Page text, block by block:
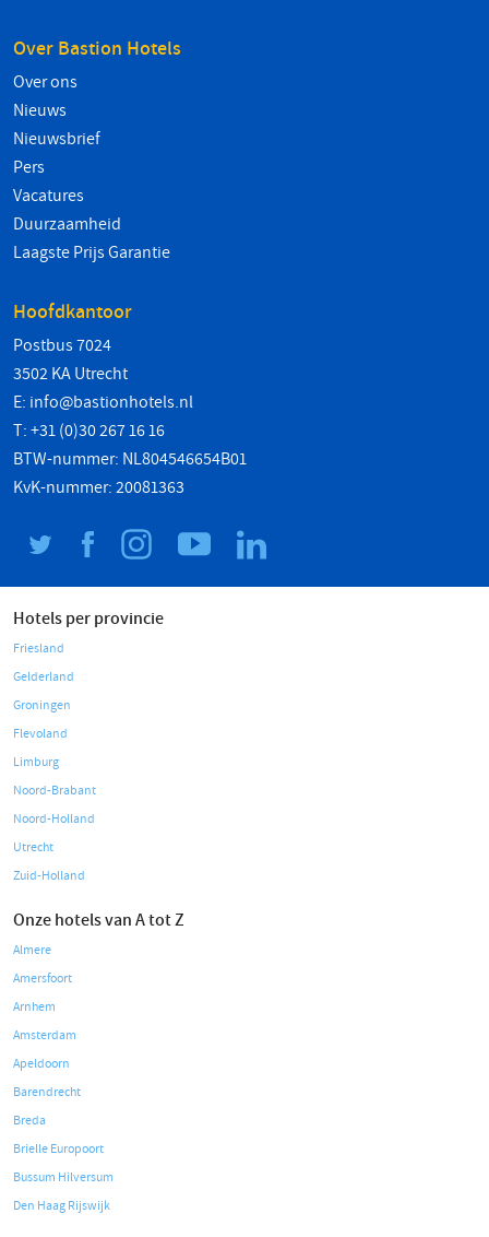
Over Bastion Hotels
Over ons
Nieuws
Nieuwsbrief
Pers
Vacatures
Duurzaamheid
Laagste Prijs Garantie
Hoofdkantoor
Postbus 7024
3502 KA Utrecht
E: info@bastionhotels.nl
T: +31 (0)30 267 16 16
BTW-nummer: NL804546654B01
KvK-nummer: 20081363
Hotels per provincie
Friesland
Gelderland
Groningen
Flevoland
Limburg
Noord-Brabant
Noord-Holland
Utrecht
Zuid-Holland
Onze hotels van A tot Z
Almere
Amersfoort
Arnhem
Amsterdam
Apeldoorn
Barendrecht
Breda
Brielle Europoort
Bussum Hilversum
Den Haag Rijswijk